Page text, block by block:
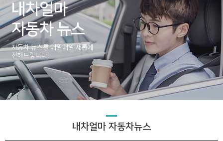
내차얼마
자동차 뉴스
자동차 뉴스를 매일매일 새롭게
전해드립니다!
내차얼마 자동차뉴스